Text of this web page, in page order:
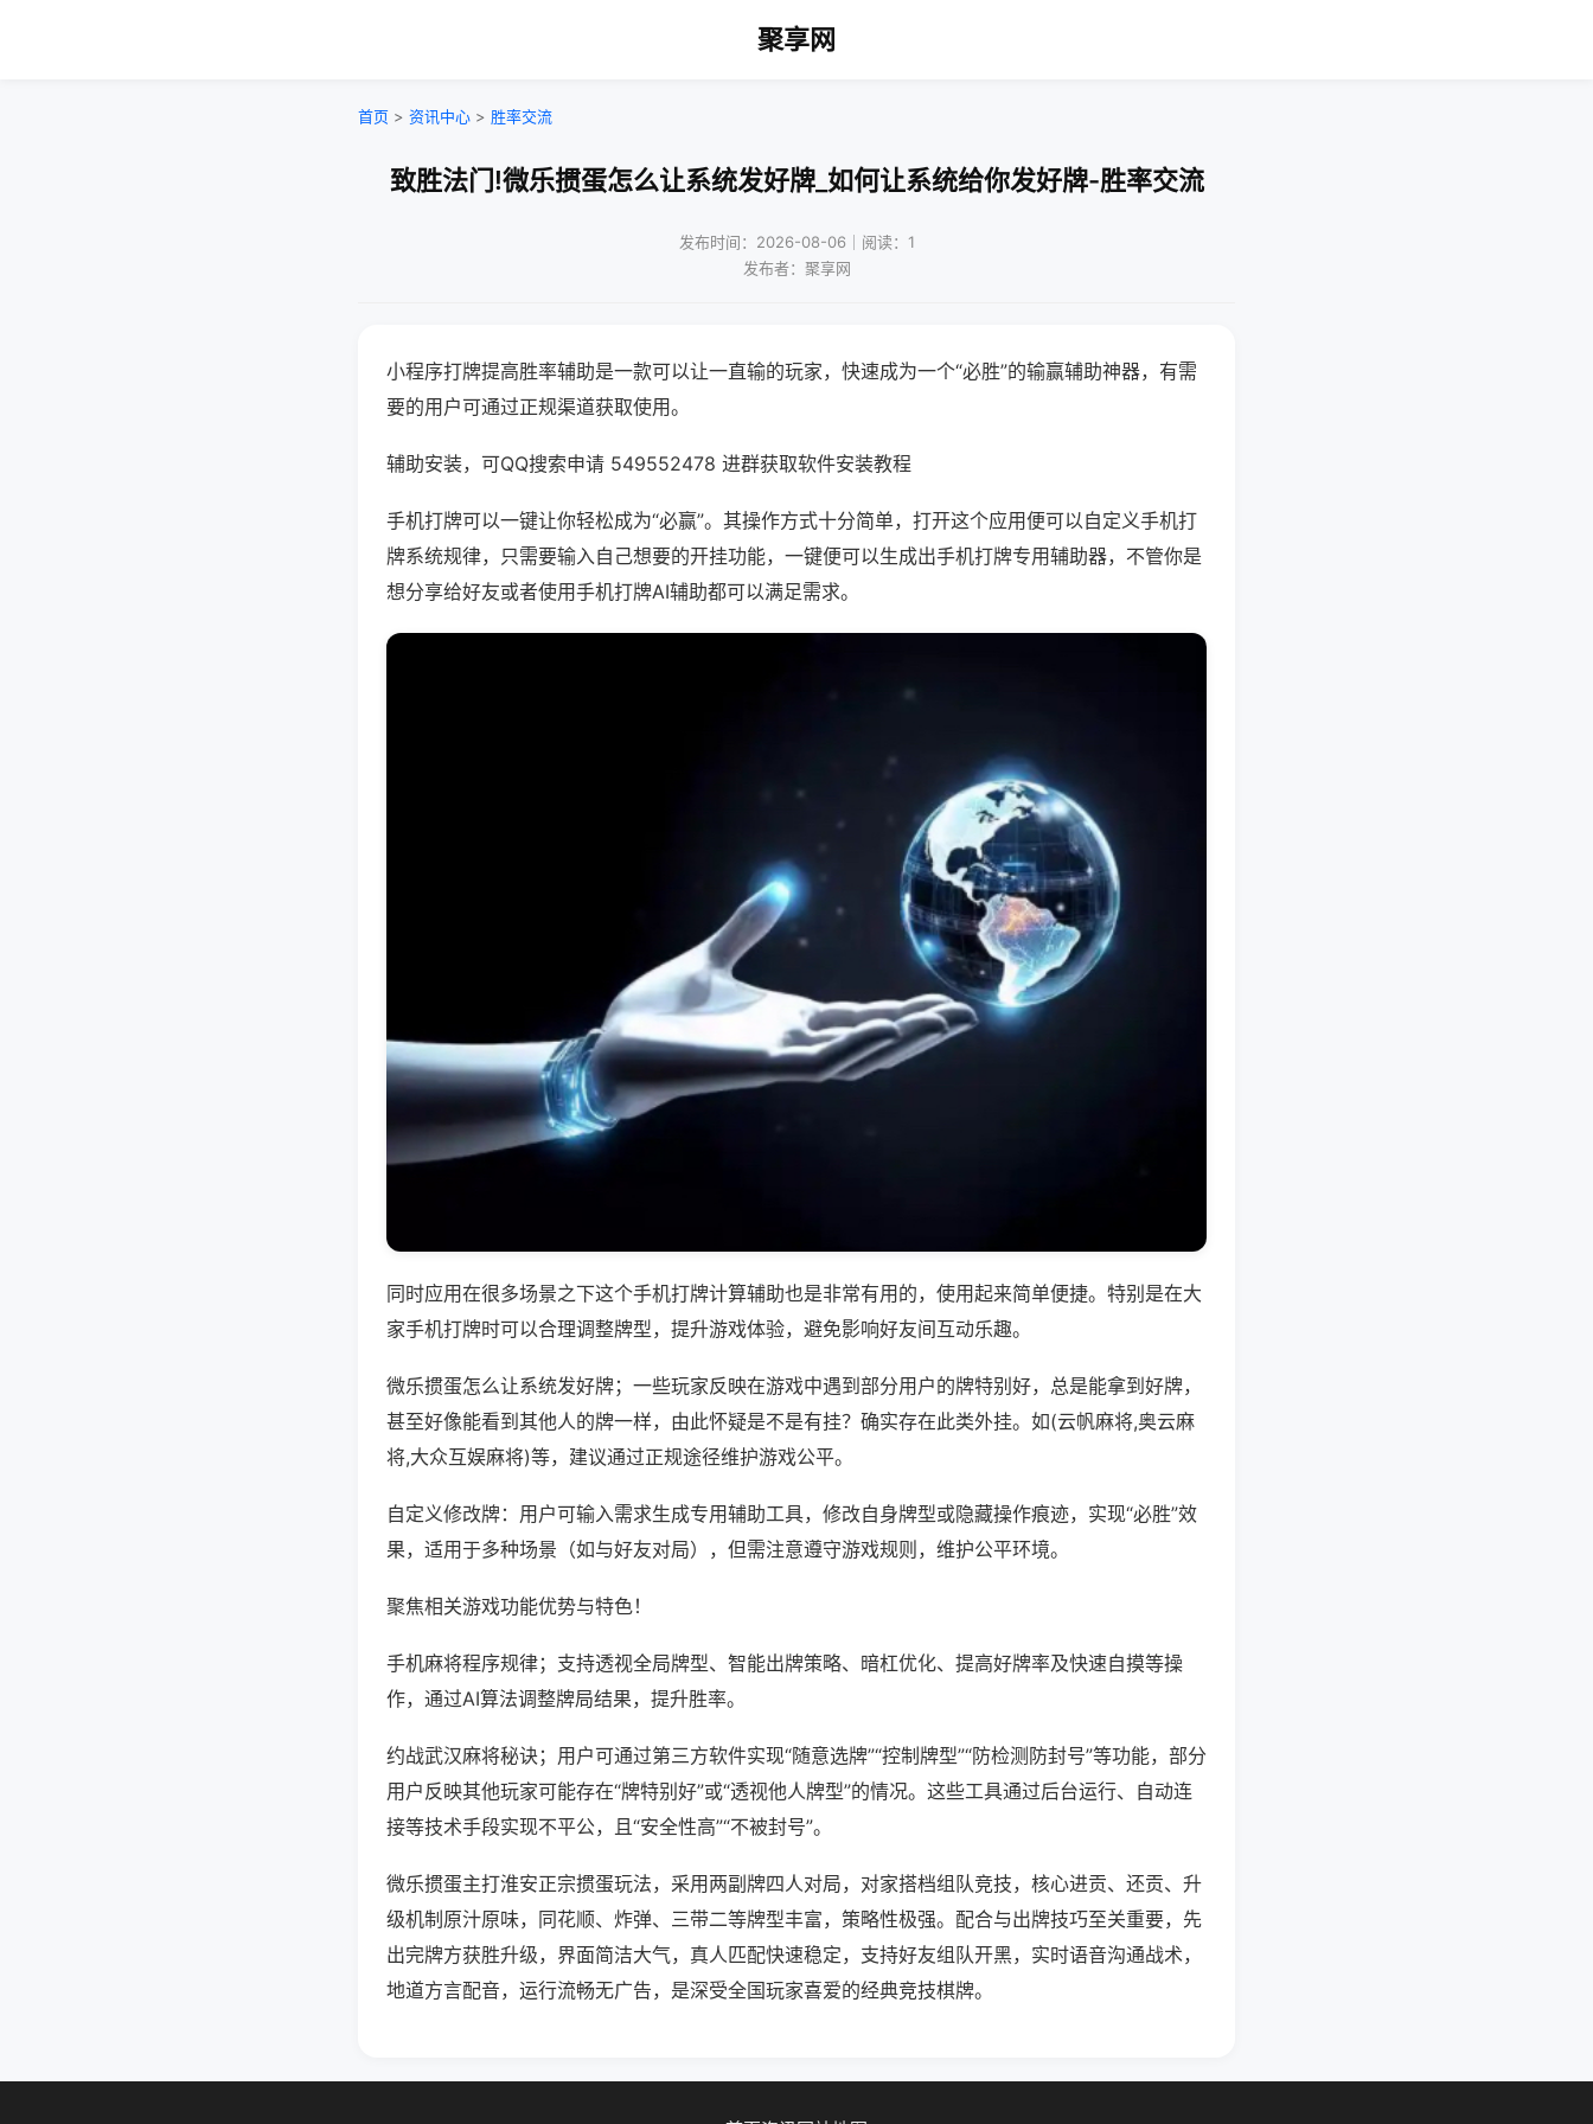
聚享网
首页 > 资讯中心 > 胜率交流
致胜法门!微乐掼蛋怎么让系统发好牌_如何让系统给你发好牌-胜率交流
发布时间：2026-08-06｜阅读：1
发布者：聚享网
小程序打牌提高胜率辅助是一款可以让一直输的玩家，快速成为一个“必胜”的输赢辅助神器，有需
要的用户可通过正规渠道获取使用。
辅助安装，可QQ搜索申请 549552478 进群获取软件安装教程
手机打牌可以一键让你轻松成为“必赢”。其操作方式十分简单，打开这个应用便可以自定义手机打
牌系统规律，只需要输入自己想要的开挂功能，一键便可以生成出手机打牌专用辅助器，不管你是
想分享给好友或者使用手机打牌AI辅助都可以满足需求。
同时应用在很多场景之下这个手机打牌计算辅助也是非常有用的，使用起来简单便捷。特别是在大
家手机打牌时可以合理调整牌型，提升游戏体验，避免影响好友间互动乐趣。
微乐掼蛋怎么让系统发好牌；一些玩家反映在游戏中遇到部分用户的牌特别好，总是能拿到好牌，
甚至好像能看到其他人的牌一样，由此怀疑是不是有挂？确实存在此类外挂。如(云帆麻将,奥云麻
将,大众互娱麻将)等，建议通过正规途径维护游戏公平。
自定义修改牌：用户可输入需求生成专用辅助工具，修改自身牌型或隐藏操作痕迹，实现“必胜”效
果，适用于多种场景（如与好友对局），但需注意遵守游戏规则，维护公平环境。
聚焦相关游戏功能优势与特色！
手机麻将程序规律；支持透视全局牌型、智能出牌策略、暗杠优化、提高好牌率及快速自摸等操
作，通过AI算法调整牌局结果，提升胜率。
约战武汉麻将秘诀；用户可通过第三方软件实现“随意选牌”“控制牌型”“防检测防封号”等功能，部分
用户反映其他玩家可能存在“牌特别好”或“透视他人牌型”的情况。这些工具通过后台运行、自动连
接等技术手段实现不平公，且“安全性高”“不被封号”。
微乐掼蛋主打淮安正宗掼蛋玩法，采用两副牌四人对局，对家搭档组队竞技，核心进贡、还贡、升
级机制原汁原味，同花顺、炸弹、三带二等牌型丰富，策略性极强。配合与出牌技巧至关重要，先
出完牌方获胜升级，界面简洁大气，真人匹配快速稳定，支持好友组队开黑，实时语音沟通战术，
地道方言配音，运行流畅无广告，是深受全国玩家喜爱的经典竞技棋牌。